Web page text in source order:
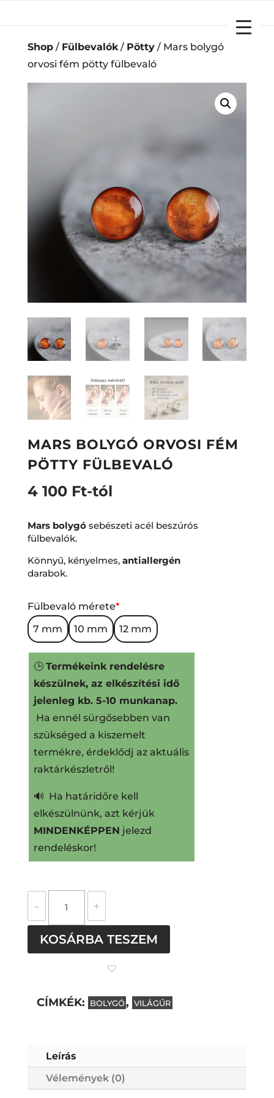
Shop/ Fülbevalók/ Pötty/ Mars bolygó
orvosi fém pötty fülbevaló
MARS BOLYGÓ ORVOSI FÉM
PÖTTY FÜLBEVALÓ
4 100 Ft-tól
Mars bolygósebészeti acél beszúrós
fülbevalók.
Könnyű, kényelmes, antiallergén
darabok.
*
Fülbevaló mérete
7 mm
10 mm 12 mm
🕒 Termékeink rendelésre
készülnek, az elkészítési idő
jelenleg kb. 5-10 munkanap.
Ha ennél sürgősebben van
szükséged a kiszemelt
termékre, érdeklődj az aktuális
raktárkészletről!
🔊 Ha határidőre kell
elkészülnünk, azt kérjük
MINDENKÉPPEN jelezd
rendeléskor!
-
orvosi
mennyiség
+
KOSÁRBA TESZEM
CÍMKÉK: BOLYGÓ, VILÁGŰR
Leírás
Vélemények (0)
YOUR CART
Subtotal 0Ft